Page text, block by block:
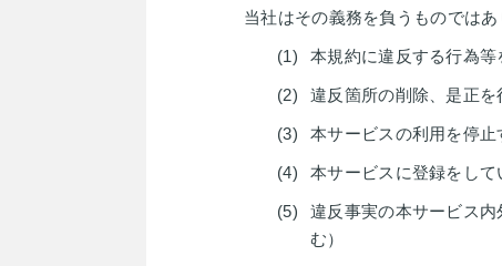
当社はその義務を負うものではあ
本規約に違反する行為
違反箇所の削除、是正を
本サービスの利用を停止
本サービスに登録をし
違反事実の本サービス
む）